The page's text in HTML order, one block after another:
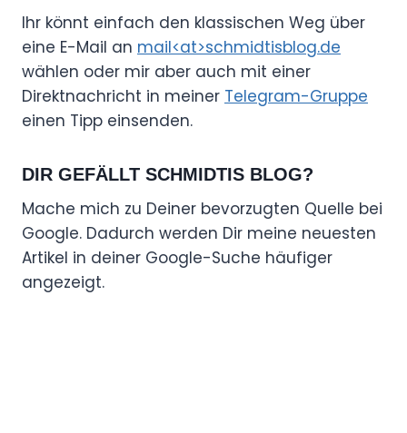
Ihr könnt einfach den klassischen Weg über
eine E-Mail an mail<at>schmidtisblog.de
wählen oder mir aber auch mit einer
Direktnachricht in meiner Telegram-Gruppe
einen Tipp einsenden.
DIR GEFÄLLT SCHMIDTIS BLOG?
Mache mich zu Deiner bevorzugten Quelle bei
Google. Dadurch werden Dir meine neuesten
Artikel in deiner Google-Suche häufiger
angezeigt.